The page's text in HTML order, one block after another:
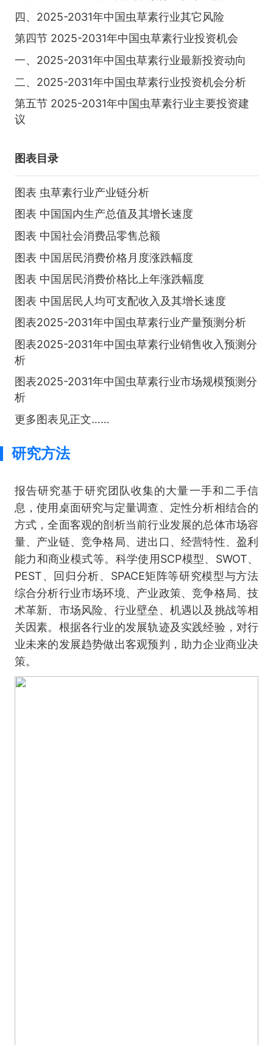
四、2025-2031年中国虫草素行业其它风险
第四节 2025-2031年中国虫草素行业投资机会
一、2025-2031年中国虫草素行业最新投资动向
二、2025-2031年中国虫草素行业投资机会分析
第五节 2025-2031年中国虫草素行业主要投资建
议
图表目录
图表 虫草素行业产业链分析
图表 中国国内生产总值及其增长速度
图表 中国社会消费品零售总额
图表 中国居民消费价格月度涨跌幅度
图表 中国居民消费价格比上年涨跌幅度
图表 中国居民人均可支配收入及其增长速度
图表2025-2031年中国虫草素行业产量预测分析
图表2025-2031年中国虫草素行业销售收入预测分
析
图表2025-2031年中国虫草素行业市场规模预测分
析
更多图表见正文……
研究方法
报告研究基于研究团队收集的大量一手和二手信
息，使用桌面研究与定量调查、定性分析相结合的
方式，全面客观的剖析当前行业发展的总体市场容
量、产业链、竞争格局、进出口、经营特性、盈利
能力和商业模式等。科学使用SCP模型、SWOT、
PEST、回归分析、SPACE矩阵等研究模型与方法
综合分析行业市场环境、产业政策、竞争格局、技
术革新、市场风险、行业壁垒、机遇以及挑战等相
关因素。根据各行业的发展轨迹及实践经验，对行
业未来的发展趋势做出客观预判，助力企业商业决
策。